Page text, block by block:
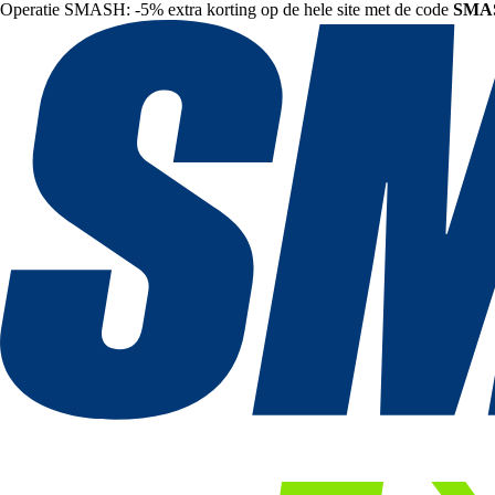
Operatie SMASH: -5% extra korting op de hele site met de code